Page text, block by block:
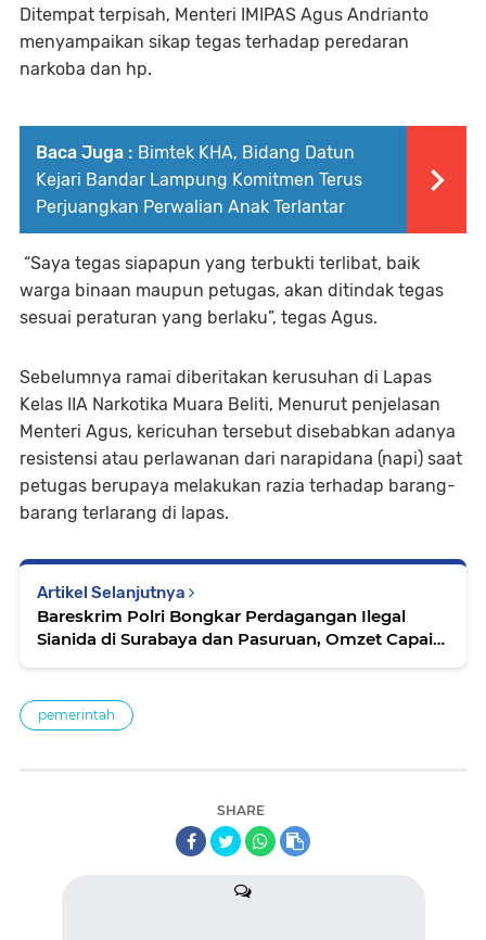
Ditempat terpisah, Menteri IMIPAS Agus Andrianto
menyampaikan sikap tegas terhadap peredaran
narkoba dan hp.
Baca Juga : Bimtek KHA, Bidang Datun
Kejari Bandar Lampung Komitmen Terus
Perjuangkan Perwalian Anak Terlantar
“Saya tegas siapapun yang terbukti terlibat, baik
warga binaan maupun petugas, akan ditindak tegas
sesuai peraturan yang berlaku”, tegas Agus.
Sebelumnya ramai diberitakan kerusuhan di Lapas
Kelas IIA Narkotika Muara Beliti, Menurut penjelasan
Menteri Agus, kericuhan tersebut disebabkan adanya
resistensi atau perlawanan dari narapidana (napi) saat
petugas berupaya melakukan razia terhadap barang-
barang terlarang di lapas.
Artikel Selanjutnya
Bareskrim Polri Bongkar Perdagangan Ilegal
Sianida di Surabaya dan Pasuruan, Omzet Capai
pemerintah
SHARE